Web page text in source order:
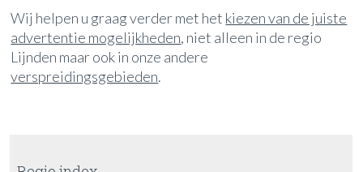
Wij helpen u graag verder met het kiezen van de juiste
advertentie mogelijkheden, niet alleen in de regio
Lijnden maar ook in onze andere
verspreidingsgebieden.